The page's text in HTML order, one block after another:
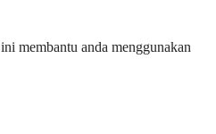
membantu anda menggunakan